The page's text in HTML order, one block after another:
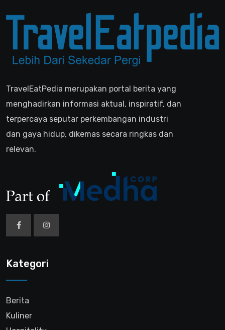
TravelEatPedia merupakan portal berita yang
menghadirkan informasi aktual, inspiratif, dan
terpercaya seputar perkembangan industri
dan gaya hidup, dikemas secara ringkas dan
relevan.
Kategori
Berita
Kuliner